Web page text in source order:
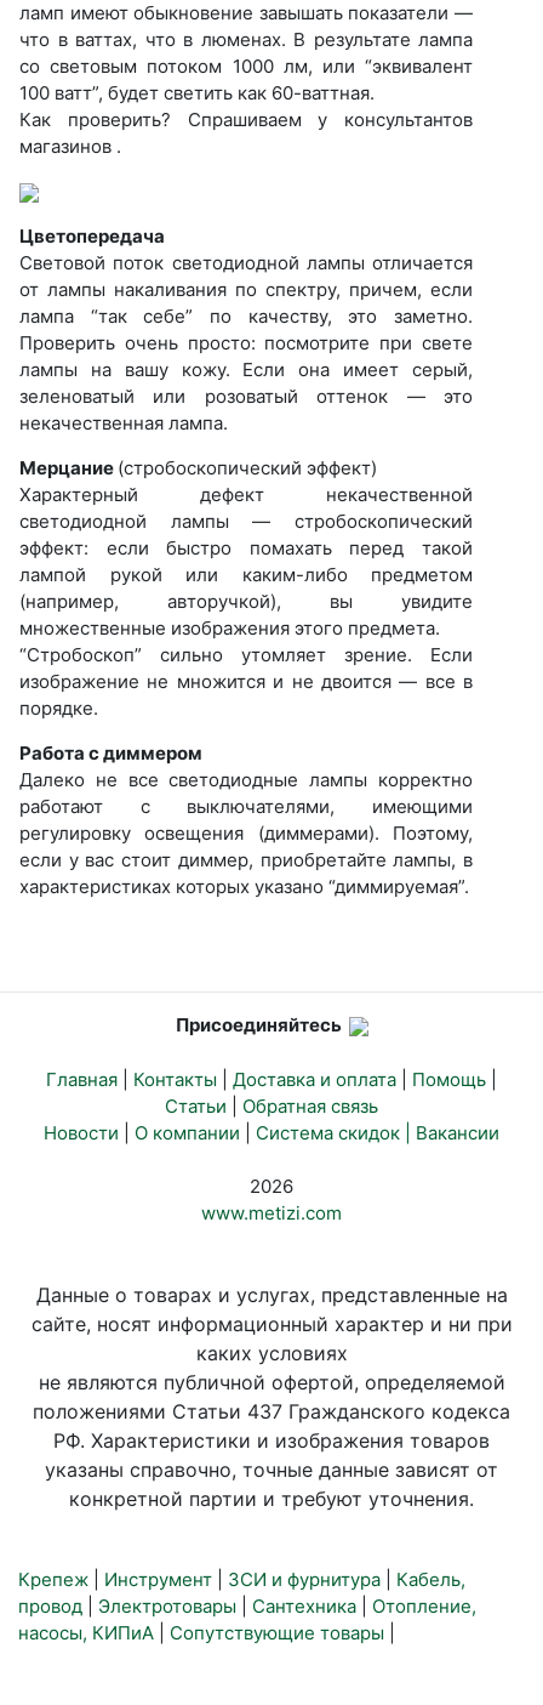
ламп имеют обыкновение завышать показатели —
что в ваттах, что в люменах. В результате лампа
со световым потоком 1000 лм, или “эквивалент
100 ватт”, будет светить как 60-ваттная.
Как проверить? Спрашиваем у консультантов
магазинов .
Цветопередача
Световой поток светодиодной лампы отличается
от лампы накаливания по спектру, причем, если
лампа “так себе” по качеству, это заметно.
Проверить очень просто: посмотрите при свете
лампы на вашу кожу. Если она имеет серый,
зеленоватый или розоватый оттенок — это
некачественная лампа.
Мерцание (стробоскопический эффект)
Характерный дефект некачественной
светодиодной лампы — стробоскопический
эффект: если быстро помахать перед такой
лампой рукой или каким-либо предметом
(например, авторучкой), вы увидите
множественные изображения этого предмета.
“Стробоскоп” сильно утомляет зрение. Если
изображение не множится и не двоится — все в
порядке.
Работа с диммером
Далеко не все светодиодные лампы корректно
работают с выключателями, имеющими
регулировку освещения (диммерами). Поэтому,
если у вас стоит диммер, приобретайте лампы, в
характеристиках которых указано “диммируемая”.
Присоединяйтесь
Главная Контакты Доставка и оплата Помощь
Статьи
Обратная связь
Новости
О компании Система скидок | Вакансии
2026
www.metizi.com
Данные о товарах и услугах, представленные на
сайте, носят информационный характер и ни при
каких условиях
не являются публичной офертой, определяемой
положениями Статьи 437 Гражданского кодекса
РФ. Характеристики и изображения товаров
указаны справочно, точные данные зависят от
конкретной партии и требуют уточнения.
Крепеж Инструмент ЗСИ и фурнитура
Кабель,
провод
Электротовары Сантехника
Отопление,
насосы, КИПиА
Сопутствующие товары